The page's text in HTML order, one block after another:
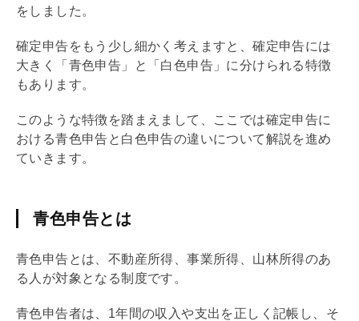
をしました。
確定申告をもう少し細かく考えますと、確定申告には
大きく「 青色申告 」と「 白色申告 」に分けられる特徴
もあります。
このような特徴を踏まえまして、ここでは確定申告に
おける青色申告と 白色申告の違いについて解説を進め
ていきます。
青色申告とは
青色申告とは、不動産所得、事業所得、山林所得のあ
る人が対象となる制度です。
青色申告者は、1年間の収入や支出を正しく記帳し、そ